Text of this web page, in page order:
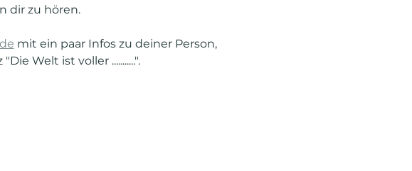
dir zu hören.
mit ein paar Infos zu deiner Person,
Welt ist voller ...........".